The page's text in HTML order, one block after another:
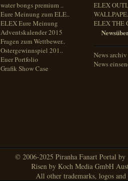
water bongs premium ..
Eure Meinung zum ELE..
ELEX Eure Meinung
Adventskalender 2015
Fragen zum Wettbewer..
Ostergewinnspiel 201..
Euer Portfolio
Grafik Show Case
ELEX
ELEX THE
News archiv
News
© 2006-2025 Piranha Fanart Portal
Risen by Koch Media GmbH
All other trademarks, logos